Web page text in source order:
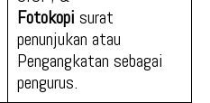
Fotokopi surat
penunjukan atau
Pengangkatan sebagai
pengurus.